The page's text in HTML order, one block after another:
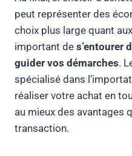
peut représenter des
choix plus large quant
important de s’entourer
guider vos démarches.
spécialisé dans
réaliser votre achat en
au mieux des avantages
transaction.